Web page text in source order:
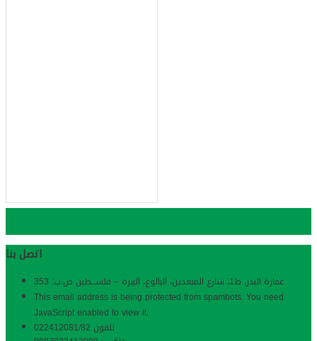
اتصل بنا
عمارة البدر، ط1، شارع المبعدین، البالوع، البیرة – فلســـطین ص.ب: 353
This email address is being protected from spambots. You need
JavaScript enabled to view it.
تلفون 022412081/82